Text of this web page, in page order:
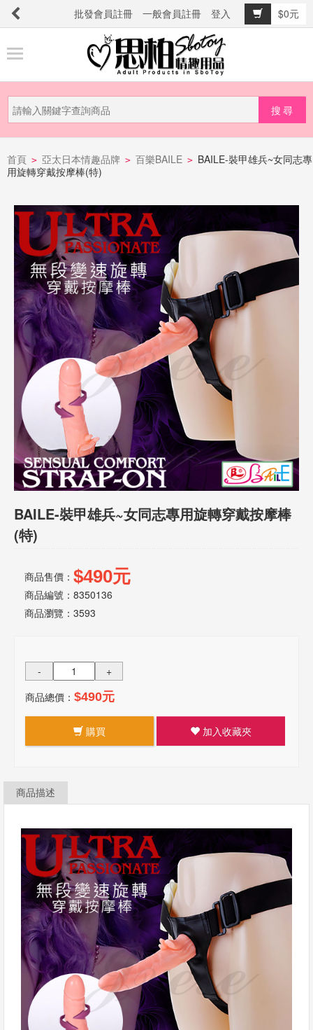
批發會員註冊 一般會員註冊 登入
$0元
品
新
品
上
提
防
詐
騙
電
話
或
批
發
說
明
首頁 > 亞太日本情趣品牌 > 百樂BAILE > BAILE-裝甲雄兵~女同志專
用旋轉穿戴按摩棒(特)
BAILE-裝甲雄兵~女同志專用旋轉穿戴按摩棒
(特)
商品售價： $490元
商品編號：8350136
商品瀏覽： 3593
-
+
商品總價： $490元
購買 加入收藏夾
商品描述